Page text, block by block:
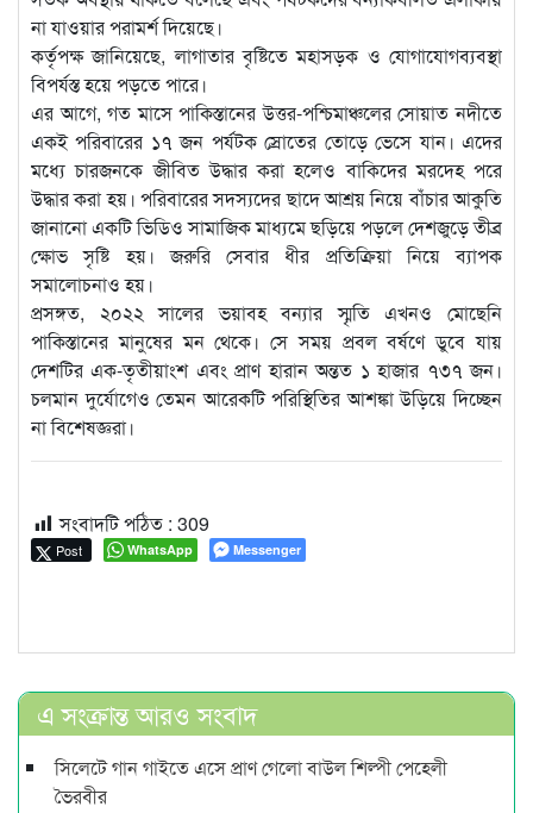
না যাওয়ার পরামর্শ দিয়েছে।
কর্তৃপক্ষ জানিয়েছে, লাগাতার বৃষ্টিতে মহাসড়ক ও যোগাযোগব্যবস্থা
বিপর্যস্ত হয়ে পড়তে পারে।
এর আগে, গত মাসে পাকিস্তানের উত্তর-পশ্চিমাঞ্চলের সোয়াত নদীতে
একই পরিবারের ১৭ জন পর্যটক স্রোতের তোড়ে ভেসে যান। এদের
মধ্যে চারজনকে জীবিত উদ্ধার করা হলেও বাকিদের মরদেহ পরে
উদ্ধার করা হয়। পরিবারের সদস্যদের ছাদে আশ্রয় নিয়ে বাঁচার আকুতি
জানানো একটি ভিডিও সামাজিক মাধ্যমে ছড়িয়ে পড়লে দেশজুড়ে তীব্র
ক্ষোভ সৃষ্টি হয়। জরুরি সেবার ধীর প্রতিক্রিয়া নিয়ে ব্যাপক
সমালোচনাও হয়।
প্রসঙ্গত, ২০২২ সালের ভয়াবহ বন্যার স্মৃতি এখনও মোছেনি
পাকিস্তানের মানুষের মন থেকে। সে সময় প্রবল বর্ষণে ডুবে যায়
দেশটির এক-তৃতীয়াংশ এবং প্রাণ হারান অন্তত ১ হাজার ৭৩৭ জন।
চলমান দুর্যোগেও তেমন আরেকটি পরিস্থিতির আশঙ্কা উড়িয়ে দিচ্ছেন
না বিশেষজ্ঞরা।
সংবাদটি পঠিত : 309
Post WhatsApp Messenger
এ সংক্রান্ত আরও সংবাদ
সিলেটে গান গাইতে এসে প্রাণ গেলো বাউল শিল্পী পেহেলী
ভৈরবীর